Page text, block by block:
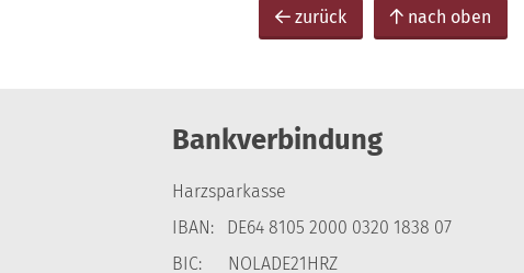
zurück nach oben
Bankverbindung
Harzsparkasse
IBAN: DE64 8105 2000 0320 1838 07
BIC: NOLADE21HRZ